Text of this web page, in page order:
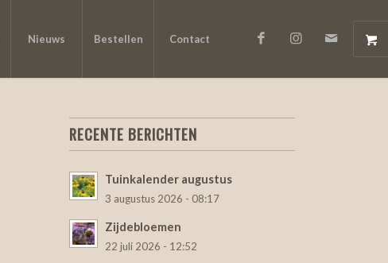
Nieuws Bestellen Contact
RECENTE BERICHTEN
Tuinkalender augustus
3 augustus 2026 - 08:17
Zijdebloemen
22 juli 2026 - 12:52